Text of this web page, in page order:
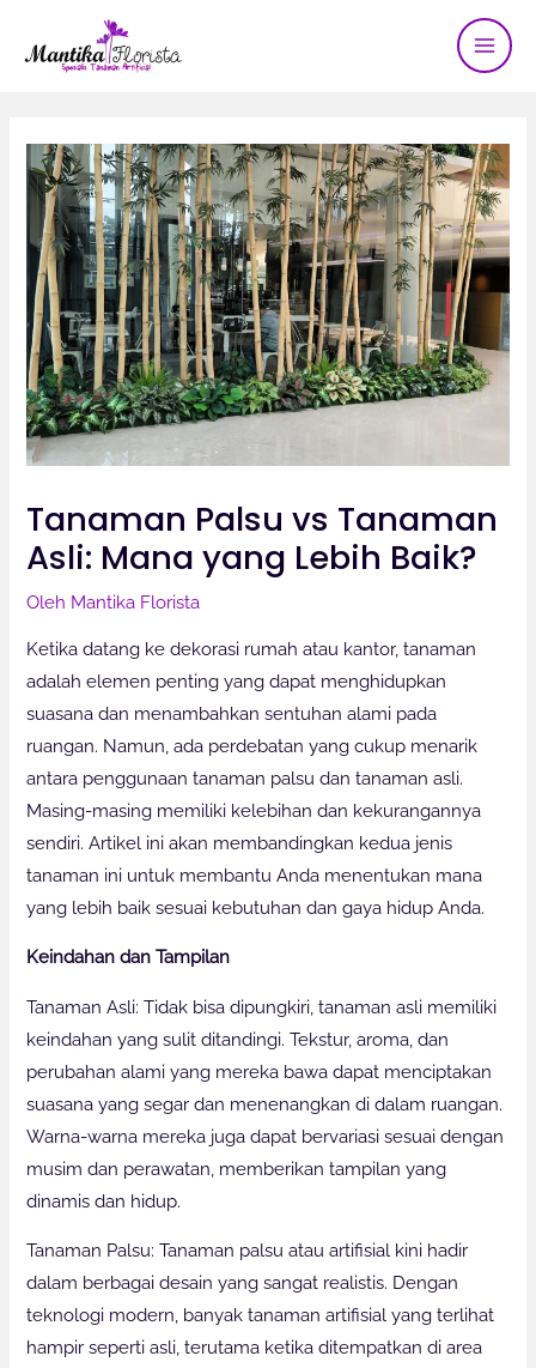
Tanaman Palsu vs Tanaman
Asli: Mana yang Lebih Baik?
Oleh Mantika Florista
Ketika datang ke dekorasi rumah atau kantor, tanaman
adalah elemen penting yang dapat menghidupkan
suasana dan menambahkan sentuhan alami pada
ruangan. Namun, ada perdebatan yang cukup menarik
antara penggunaan tanaman palsu dan tanaman asli.
Masing-masing memiliki kelebihan dan kekurangannya
sendiri. Artikel ini akan membandingkan kedua jenis
tanaman ini untuk membantu Anda menentukan mana
yang lebih baik sesuai kebutuhan dan gaya hidup Anda.
Keindahan dan Tampilan
Tanaman Asli: Tidak bisa dipungkiri, tanaman asli memiliki
keindahan yang sulit ditandingi. Tekstur, aroma, dan
perubahan alami yang mereka bawa dapat menciptakan
suasana yang segar dan menenangkan di dalam ruangan.
Warna-warna mereka juga dapat bervariasi sesuai dengan
musim dan perawatan, memberikan tampilan yang
dinamis dan hidup.
Tanaman Palsu: Tanaman palsu atau artifisial kini hadir
dalam berbagai desain yang sangat realistis. Dengan
teknologi modern, banyak tanaman artifisial yang terlihat
hampir seperti asli, terutama ketika ditempatkan di area
navigation